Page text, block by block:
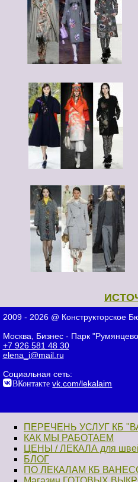
2009 - 2026 @ Конструкторское
Москва, Бизнес - Парк
+7 926 581 48 30
elena_i@mail.ru
Социальная сеть:
ВКонтакте vk.com/lekalaim
ПЕРЕЧЕНЬ УСЛУГ КБ
КАК МЫ РАБОТАЕМ
ЦЕНЫ / ЛЕКАЛА для
БЛОГ
ПО ЛЕКАЛАМ КБ